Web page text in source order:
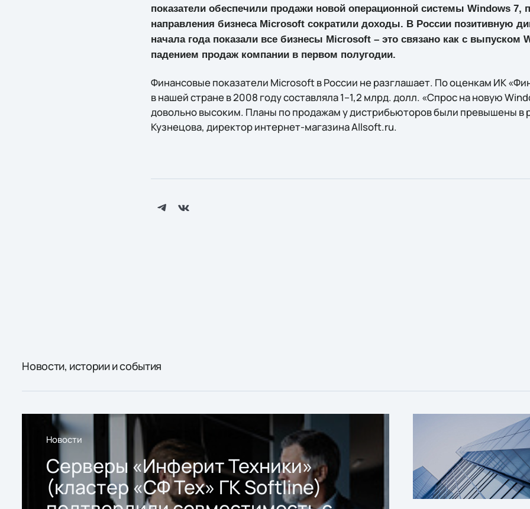
показатели обеспечили продажи новой операционной системы Windows 7,
направления бизнеса Microsoft сократили доходы. В России позитивную
начала года показали все бизнесы Microsoft – это связано как с выпуском
падением продаж компании в первом полугодии.
Финансовые показатели Microsoft в России не разглашает. По оценкам ИК
в нашей стране в 2008 году составляла 1–1,2 млрд. долл. «Спрос на новую
довольно высоким. Планы по продажам у дистрибьюторов были превышены в
Кузнецова, директор интернет-магазина Allsoft.ru.
Новости, истории и события
Новости
Серверы «Инферит Техники»
(кластер «СФ Тех» ГК Softline)